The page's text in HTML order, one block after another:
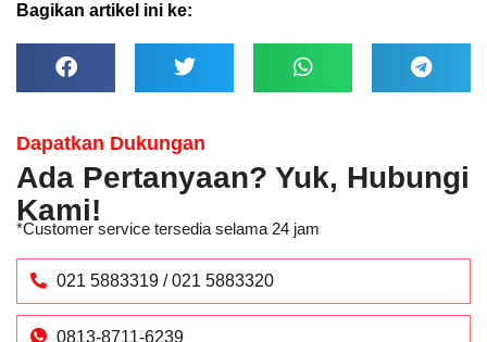
Bagikan artikel ini ke:
Dapatkan Dukungan
Ada Pertanyaan? Yuk, Hubungi
Kami!
*Customer service tersedia selama 24 jam
021 5883319 / 021 5883320
0813-8711-6239